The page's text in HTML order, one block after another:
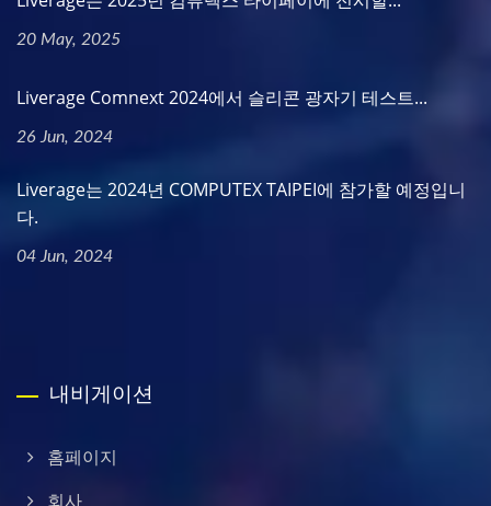
20 May, 2025
Liverage Comnext 2024에서 슬리콘 광자기 테스트...
26 Jun, 2024
Liverage는 2024년 COMPUTEX TAIPEI에 참가할 예정입니
다.
04 Jun, 2024
내비게이션
홈페이지
회사